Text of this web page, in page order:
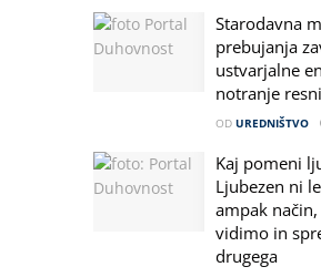
Starodavna
prebujanja
ustvarjalne
notranje
OD UREDNIŠTVO
Kaj pomeni
Ljubezen ni
ampak
vidimo in
drugega